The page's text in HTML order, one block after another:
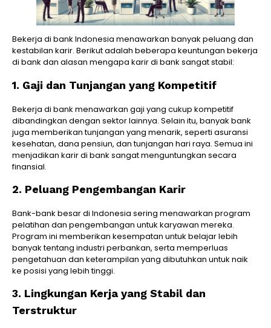
Bekerja di bank Indonesia menawarkan banyak peluang dan
kestabilan karir. Berikut adalah beberapa keuntungan bekerja
di bank dan alasan mengapa karir di bank sangat stabil:
1. Gaji dan Tunjangan yang Kompetitif
Bekerja di bank menawarkan gaji yang cukup kompetitif
dibandingkan dengan sektor lainnya. Selain itu, banyak bank
juga memberikan tunjangan yang menarik, seperti asuransi
kesehatan, dana pensiun, dan tunjangan hari raya. Semua ini
menjadikan karir di bank sangat menguntungkan secara
finansial.
2. Peluang Pengembangan Karir
Bank-bank besar di Indonesia sering menawarkan program
pelatihan dan pengembangan untuk karyawan mereka.
Program ini memberikan kesempatan untuk belajar lebih
banyak tentang industri perbankan, serta memperluas
pengetahuan dan keterampilan yang dibutuhkan untuk naik
ke posisi yang lebih tinggi.
3. Lingkungan Kerja yang Stabil dan
Terstruktur